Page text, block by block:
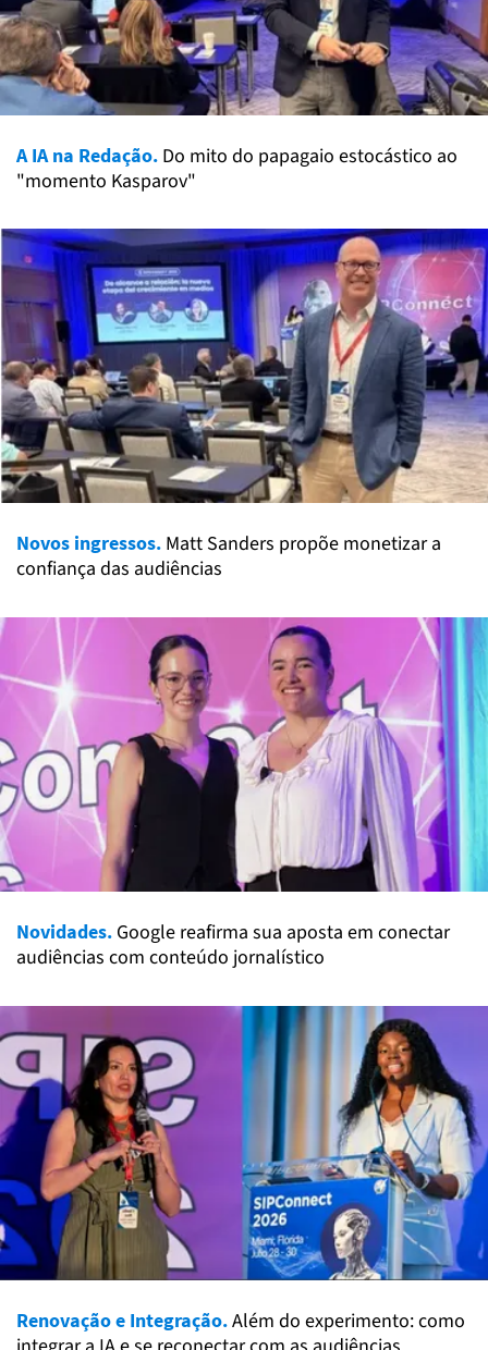
A IA na Redação. Do mito do papagaio estocástico ao
"momento Kasparov"
Novos ingressos. Matt Sanders propõe monetizar a
confiança das audiências
Novidades. Google reafirma sua aposta em conectar
audiências com conteúdo jornalístico
Renovação e Integração.Além do experimento: como